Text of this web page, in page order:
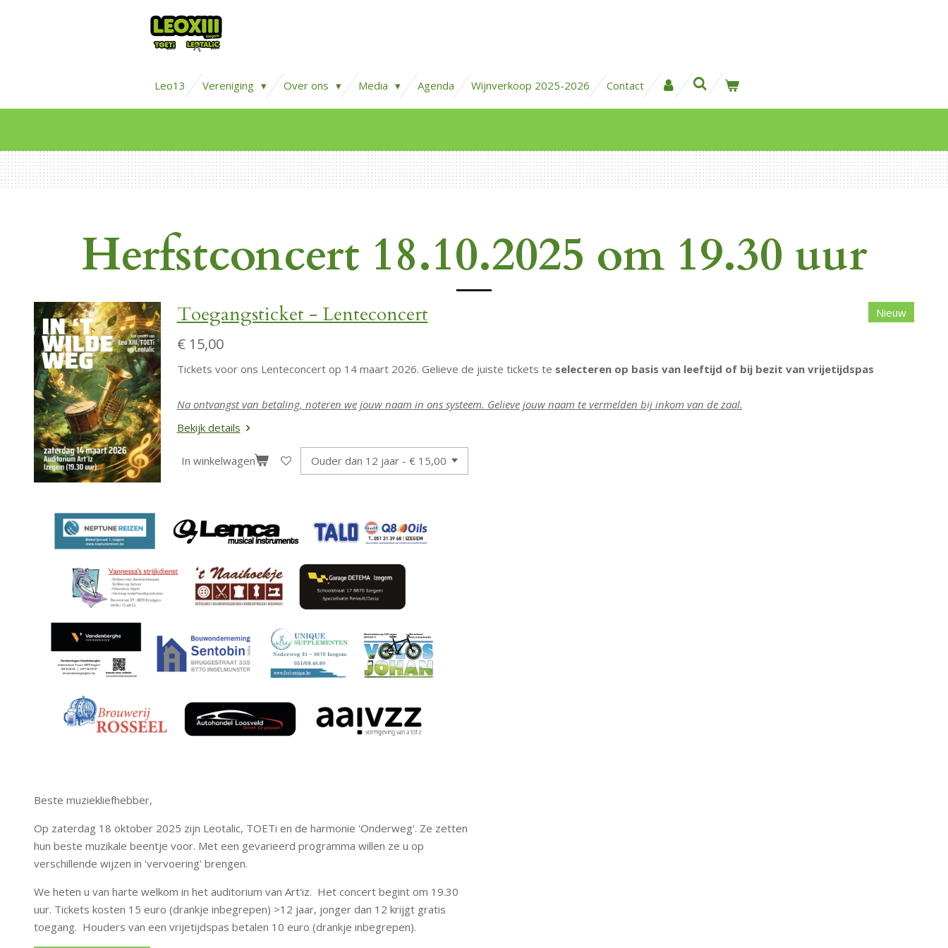
Leo13 Vereniging Over ons Media Agenda Wijnverkoop 2025-2026 Contact
Herfstconcert 18.10.2025 om 19.30 uur
Nieuw
Toegangsticket - Lenteconcert
€ 15,00
Tickets voor ons Lenteconcert op 14 maart 2026. Gelieve de juiste tickets te selecteren op basis van leeftijd of bij bezit van vrijetijdspas
Na ontvangst van betaling, noteren we jouw naam in ons systeem. Gelieve jouw naam te vermelden bij inkom van de zaal.
Bekijk details
In winkelwagen
Beste muziekliefhebber,
Op zaterdag 18 oktober 2025 zijn Leotalic, TOETi en de harmonie 'Onderweg'. Ze zetten
hun beste muzikale beentje voor. Met een gevarieerd programma willen ze u op
verschillende wijzen in 'vervoering' brengen.
We heten u van harte welkom in het auditorium van Art'iz. Het concert begint om 19.30
uur. Tickets kosten 15 euro (drankje inbegrepen) >12 jaar, jonger dan 12 krijgt gratis
toegang. Houders van een vrijetijdspas betalen 10 euro (drankje inbegrepen).